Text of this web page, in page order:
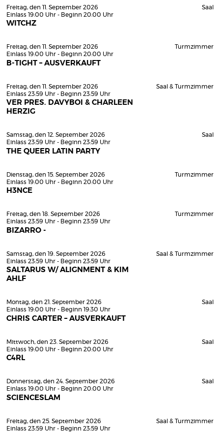
Freitag, den 11. September 2026
Einlass 19:00 Uhr - Beginn 20:00 Uhr
WITCHZ
Saal
Freitag, den 11. September 2026
Einlass 19:00 Uhr - Beginn 20:00 Uhr
B-TIGHT – AUSVERKAUFT
Turmzimmer
Freitag, den 11. September 2026
Einlass 23:59 Uhr - Beginn 23:59 Uhr
VER PRES. DAVYBOI & CHARLEEN
HERZIG
Saal & Turmzimmer
Samstag, den 12. September 2026
Einlass 23:59 Uhr - Beginn 23:59 Uhr
THE QUEER LATIN PARTY
Saal
Dienstag, den 15. September 2026
Einlass 19:00 Uhr - Beginn 20:00 Uhr
H3NCE
Turmzimmer
Freitag, den 18. September 2026
Einlass 23:59 Uhr - Beginn 23:59 Uhr
BIZARRO -
Turmzimmer
Samstag, den 19. September 2026
Einlass 23:59 Uhr - Beginn 23:59 Uhr
SALTARUS W/ ALIGNMENT & KIM
AHLF
Saal & Turmzimmer
Montag, den 21. September 2026
Einlass 19:00 Uhr - Beginn 19:30 Uhr
CHRIS CARTER – AUSVERKAUFT
Saal
Mittwoch, den 23. September 2026
Einlass 19:00 Uhr - Beginn 20:00 Uhr
C4RL
Saal
Donnerstag, den 24. September 2026
Einlass 19:00 Uhr - Beginn 20:00 Uhr
SCIENCESLAM
Saal
Freitag, den 25. September 2026
Einlass 23:59 Uhr - Beginn 23:59 Uhr
Saal & Turmzimmer